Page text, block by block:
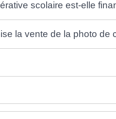
scolaire est-elle
la vente de la photo de